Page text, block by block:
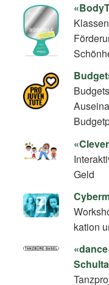
Geld
ka­ti­on